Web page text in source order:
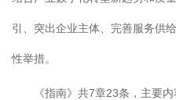
引、突出企业主体、完善服务供
性举措。
《指南》共7章23条，主要